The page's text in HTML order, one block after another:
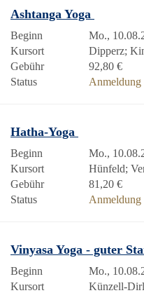
Ashtanga Yoga
Beginn
Mo.,
Kursort
Dipperz;
Gebühr
92,80 €
Status
Anmeldung
Hatha-Yoga
Beginn
Mo.,
Kursort
Hünfeld;
Gebühr
81,20 €
Status
Anmeldung
Vinyasa Yoga - guter
Beginn
Mo.,
Kursort
Künzell-